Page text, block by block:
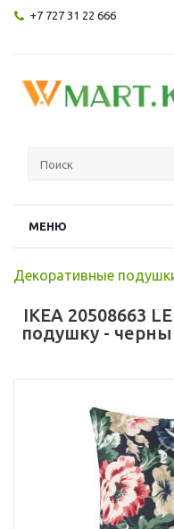
+7 727 31 22 666
МЕНЮ
Декоративные
IKEA 20508663
подушку -